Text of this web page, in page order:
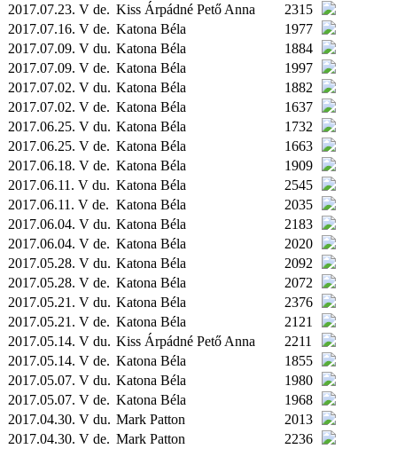
2017.07.23. V de. Kiss Árpádné Pető Anna
2315
2017.07.16. V de. Katona Béla
1977
2017.07.09. V du. Katona Béla
1884
2017.07.09. V de. Katona Béla
1997
2017.07.02. V du. Katona Béla
1882
2017.07.02. V de. Katona Béla
1637
2017.06.25. V du. Katona Béla
1732
2017.06.25. V de. Katona Béla
1663
2017.06.18. V de. Katona Béla
1909
2017.06.11. V du. Katona Béla
2545
2017.06.11. V de. Katona Béla
2035
2017.06.04. V du. Katona Béla
2183
2017.06.04. V de. Katona Béla
2020
2017.05.28. V du. Katona Béla
2092
2017.05.28. V de. Katona Béla
2072
2017.05.21. V du. Katona Béla
2376
2017.05.21. V de. Katona Béla
2121
2017.05.14. V du. Kiss Árpádné Pető Anna
2211
2017.05.14. V de. Katona Béla
1855
2017.05.07. V du. Katona Béla
1980
2017.05.07. V de. Katona Béla
1968
2017.04.30. V du. Mark Patton
2013
2017.04.30. V de. Mark Patton
2236